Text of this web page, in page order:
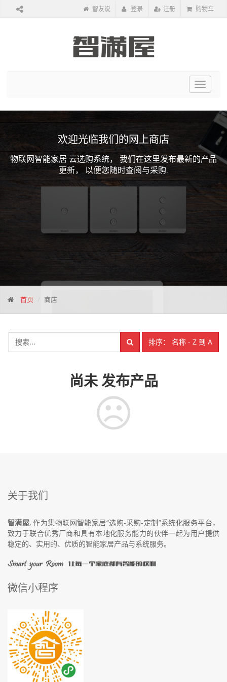
智友说 登录 注册 购物车
Toggle
欢迎光临我们的网上商店
物联网智能家居 云选购系统， 我们在这里发布最新的产品
更新， 以便您随时查阅与采购.
首页 商店
排序： 名称 - Z 到 A
尚未发布产品
☹
关于我们
智满屋, 作为集物联网智能家居“选购-采购-定制”系统化服务平台，
致力于联合优秀厂商和具有本地化服务能力的伙伴一起为用户提供
稳定的、实用的、优质的智能家居产品与系统服务。
微信小程序